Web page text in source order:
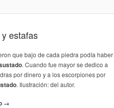
estafas
que bajo de cada piedra podía
. Cuando fue mayor se dedico a
por dinero y a los escorpiones por
. Ilustración: del autor.
→